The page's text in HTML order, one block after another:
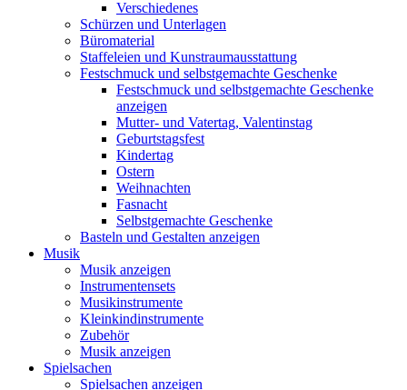
Verschiedenes
Schürzen und Unterlagen
Büromaterial
Staffeleien und Kunstraumausstattung
Festschmuck und selbstgemachte Geschenke
Festschmuck und selbstgemachte Geschenke
anzeigen
Mutter- und Vatertag, Valentinstag
Geburtstagsfest
Kindertag
Ostern
Weihnachten
Fasnacht
Selbstgemachte Geschenke
Basteln und Gestalten anzeigen
Musik
Musik anzeigen
Instrumentensets
Musikinstrumente
Kleinkindinstrumente
Zubehör
Musik anzeigen
Spielsachen
Spielsachen anzeigen